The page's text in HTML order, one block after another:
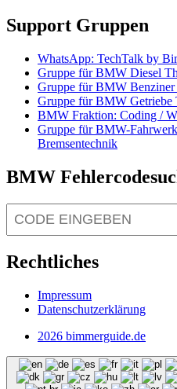
Support Gruppen
WhatsApp: TechTalk by
Gruppe für BMW Diesel
Gruppe für BMW Benziner
Gruppe für BMW Getriebe
BMW Fraktion: Coding /
Gruppe für BMW-
Bremsentechnik
BMW
Rechtliches
Impressum
Datenschutzerklärung
2026 bimmerguide.de